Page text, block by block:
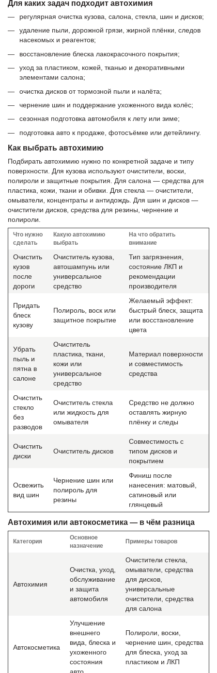
Для каких задач подходит автохимия
регулярная очистка кузова, салона, стекла, шин и дисков;
удаление пыли, дорожной грязи, жирной плёнки, следов
насекомых и реагентов;
восстановление блеска лакокрасочного покрытия;
уход за пластиком, кожей, тканью и декоративными
элементами салона;
очистка дисков от тормозной пыли и налёта;
чернение шин и поддержание ухоженного вида колёс;
сезонная подготовка автомобиля к лету или зиме;
подготовка авто к продаже, фотосъёмке или детейлингу.
Как выбрать автохимию
Подбирать автохимию нужно по конкретной задаче и типу
поверхности. Для кузова используют очистители, воски,
полироли и защитные покрытия. Для салона — средства для
пластика, кожи, ткани и обивки. Для стекла — очистители,
омыватели, концентраты и антидождь. Для шин и дисков —
очистители дисков, средства для резины, чернение и
полироли.
Что нужно
сделать
Какую автохимию
выбрать
На что обратить
внимание
Очистить
кузов
после
дороги
Очиститель кузова,
автошампунь или
универсальное
средство
Тип загрязнения,
состояние ЛКП и
рекомендации
производителя
Придать
блеск
кузову
Полироль, воск или
защитное покрытие
Желаемый эффект:
быстрый блеск, защита
или восстановление
цвета
Убрать
пыль и
пятна в
салоне
Очиститель
пластика, ткани,
кожи или
универсальное
средство
Материал поверхности
и совместимость
средства
Очистить
стекло
без
разводов
Очиститель стекла
или жидкость для
омывателя
Средство не должно
оставлять жирную
плёнку и следы
Очистить
диски
Очиститель дисков
Совместимость с
типом дисков и
покрытием
Освежить
вид шин
Чернение шин или
полироль для
резины
Финиш после
нанесения: матовый,
сатиновый или
глянцевый
Автохимия или автокосметика — в чём разница
Категория
Основное
назначение
Примеры товаров
Автохимия
Очистка, уход,
обслуживание
и защита
автомобиля
Очистители стекла,
омыватели, средства
для дисков,
универсальные
очистители, средства
для салона
Автокосметика
Улучшение
внешнего
вида, блеска и
ухоженного
состояния
Полироли, воски,
чернение шин, средства
для блеска, уход за
пластиком и ЛКП